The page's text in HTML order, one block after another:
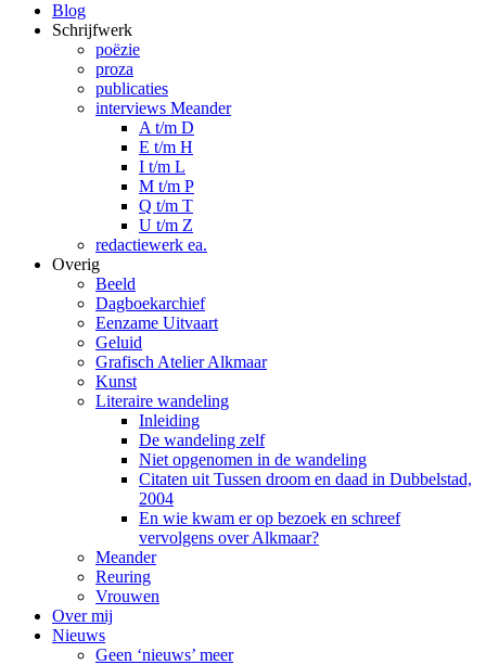
Blog
Schrijfwerk
poëzie
proza
publicaties
interviews Meander
A t/m D
E t/m H
I t/m L
M t/m P
Q t/m T
U t/m Z
redactiewerk ea.
Overig
Beeld
Dagboekarchief
Eenzame Uitvaart
Geluid
Grafisch Atelier Alkmaar
Kunst
Literaire wandeling
Inleiding
De wandeling zelf
Niet opgenomen in de wandeling
Citaten uit Tussen droom en daad in Dubbelstad,
2004
En wie kwam er op bezoek en schreef
vervolgens over Alkmaar?
Meander
Reuring
Vrouwen
Over mij
Nieuws
Geen ‘nieuws’ meer